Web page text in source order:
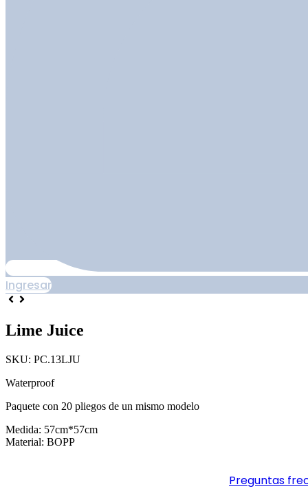
Ingresar
Lime Juice
SKU: PC.13LJU
Waterproof
Paquete con 20 pliegos de un mismo modelo
Medida: 57cm*57cm
Material: BOPP
Preguntas